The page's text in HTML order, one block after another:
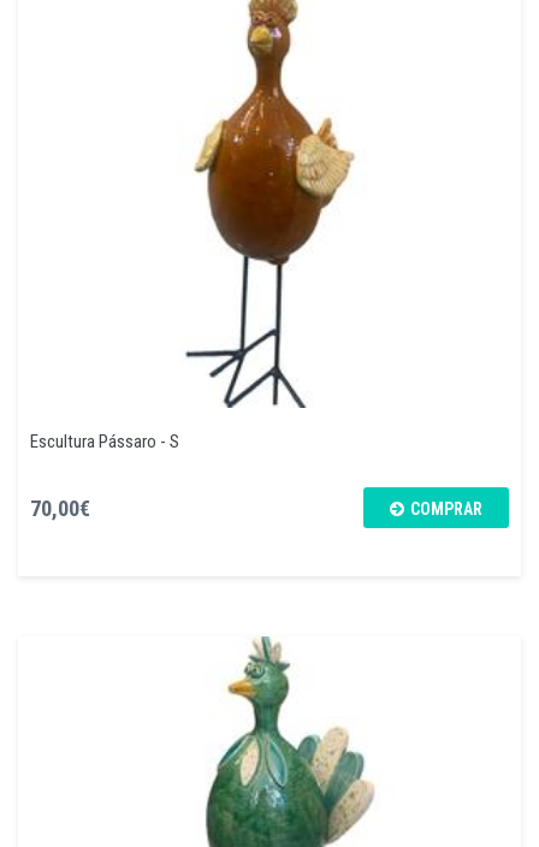
Escultura Pássaro - S
70,00€ COMPRAR